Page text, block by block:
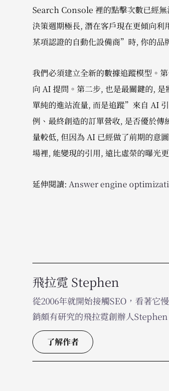
Search Console 裡的點擊次數已經無
決策週期極長, 潛在客戶現在更傾向
某項認證的自動化設備商”時, 你的品
我們必須建立全新的數據追蹤模型
向 AI 提問。第二步, 也是最關鍵的,
單純的進站流量, 而是追蹤”來自 AI
例、最終創造的訂單營收, 是否優於傳
量較低, 但因為 AI 已經做了前期的意
場裡, 能變現的引用, 遠比虛榮的曝光
延伸閱讀: Answer engine
飛拉霓 Stephen
從2006年就開始接觸SEO，看著它
銷頗有研究的飛拉霓創辦人Stephen
了解作者